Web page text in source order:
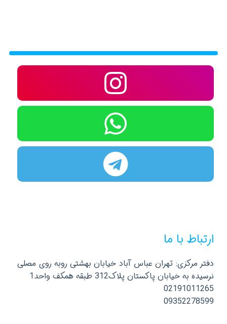
ارتباط با ما
دفتر مرکزی: تهران عباس آباد خیابان بهشتی روبه روی مصلی
نرسیده به خیابان پاکستان پلاک312 طبقه همکف واحد1
02191011265
09352278599